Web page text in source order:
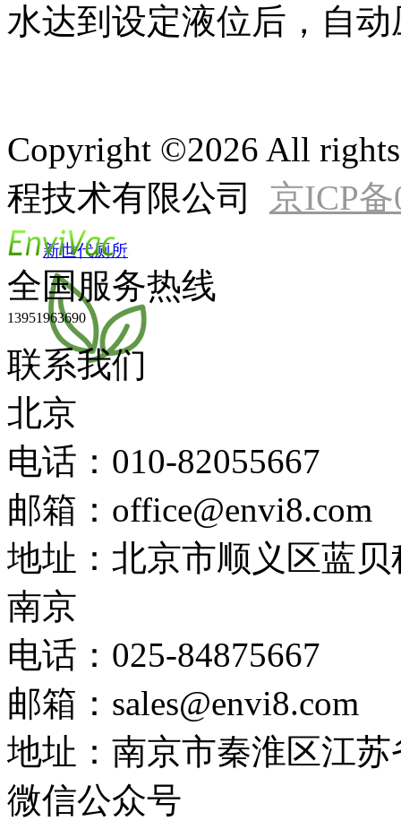
新世代厕所
水达到设定液位后，自
Copyright ©2026 All
程技术有限公司
京ICP
全国服务热线
13951963690
联系我们
北京
电话：010-82055667
邮箱：office@envi8.com
地址：北京市顺义区蓝贝
南京
电话：025-84875667
邮箱：sales@envi8.com
地址：南京市秦淮区江
微信公众号